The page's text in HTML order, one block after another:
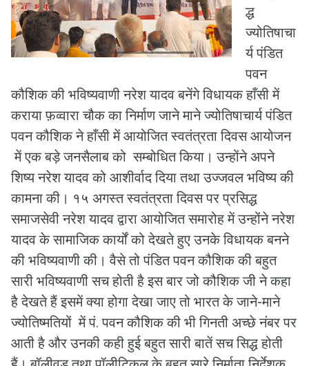
द्ध
ज्योतिषाचा
र्य पंडित
पवन
कौशिक की भविष्यवाणी नरेश यादव बनेंगे विधायक हाँसी में
कराया फ़व्वारा चौक का निर्माण जाने माने ज्योतिषाचार्य पंडित
पवन कौशिक ने हाँसी में आयोजित स्वतंत्रता दिवस आयोजन
में एक बड़े जनसैलाब को सम्बोधित किया। उन्होंने अपने
शिष्य नरेश यादव को आशीर्वाद दिया तथा उज्जवल भविष्य की
कामना की। १५ अगस्त स्वतंत्रता दिवस पर प्रसिद्ध
समाजसेवी नरेश यादव द्वारा आयोजित समारोह में उन्होंने नरेश
यादव के सामाजिक कार्यों को देखते हुए उनके विधायक बनने
की भविष्यवाणी की। वैसे तो पंडित पवन कौशिक की बहुत
सारी भविष्यवाणी सच होती है इस बार जो कौशिक जी ने कहा
है देखते हैं इसमें क्या होगा देखा जाए तो भारत के जाने-माने
ज्योतिष्मतियों में पं. पवन कौशिक की भी गिनती अच्छे नंबर पर
आती है और उनकी कही हुई बहुत सारी बातें सच सिद्ध होती